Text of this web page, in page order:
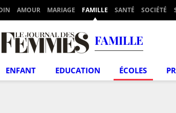
AMOUR MARIAGE FAMILLE SANTÉ SOCIÉTÉ
FAMILLE
ENFANT EDUCATION ÉCOLES